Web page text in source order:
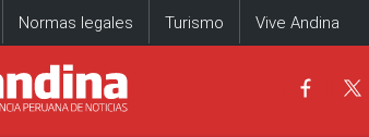
Normas legales Turismo Vive Andina